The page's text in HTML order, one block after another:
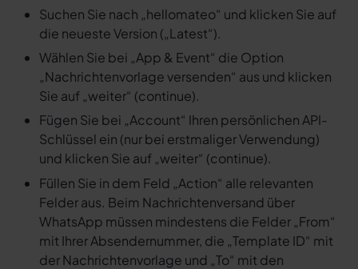
Suchen Sie nach „hellomateo“ und klicken Sie auf
die neueste Version („Latest“).
Wählen Sie bei „App & Event“ die Option
„Nachrichtenvorlage versenden“ aus und klicken
Sie auf „weiter“ (continue).
Fügen Sie bei „Account“ Ihren persönlichen API-
Schlüssel ein (nur bei erstmaliger Verwendung)
und klicken Sie auf „weiter“ (continue).
Füllen Sie in dem Feld „Action“ alle relevanten
Felder aus. Beim Nachrichtenversand über
WhatsApp müssen mindestens die Felder „From“
mit Ihrer Absendernummer, die „Template ID“ mit
der Nachrichtenvorlage und „To“ mit den